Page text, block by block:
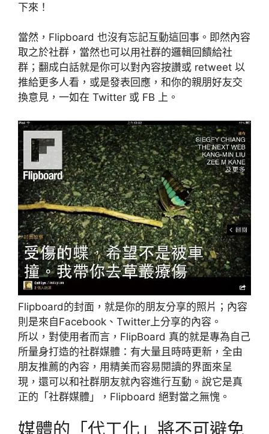
下來！
當然，Flipboard 也沒有忘記互動這回事。即然內容
取之於社群，當然也可以用社群的邏輯回饋給社
群；翻成白話就是你可以對內容按讚或 retweet 以
推給更多人看，或是發表回應，和你的親朋好友交
換意見，一如在 Twitter 或 FB 上。
Flipboard的封面，就是你的朋友分享的照片；內容
則是來自Facebook、Twitter上分享的內容。
所以，對使用者而言，FlipBoard 真的就是專為自己
所量身打造的社群媒體：有大量且時時更新，全由
朋友推薦的內容，用精美而容易閱讀的界面來呈
現，還可以和社群朋友就內容進行互動。說它是真
正的「社群媒體」，Flipboard 絕對當之無愧。
媒體的「代工化」將不可避免